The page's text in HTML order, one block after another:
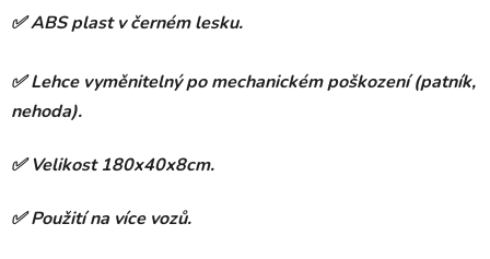
✅ ABS plast v černém lesku.
✅ Lehce vyměnitelný po mechanickém poškození (patník,
nehoda).
✅ Velikost 180x40x8cm.
✅ Použití na více vozů.